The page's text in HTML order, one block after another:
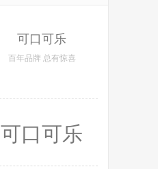
可口可乐
百年品牌 总有惊喜
可口可乐